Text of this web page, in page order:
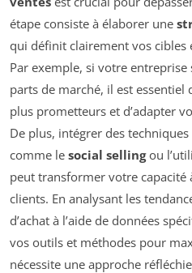
étape consiste à élaborer une
qui définit clairement vos cibles
Par exemple, si votre
parts de marché, il est essentiel
plus prometteurs et d’adapter
De plus, intégrer des techniques
comme le social sellingou
peut transformer votre capacité
clients. En analysant les
d’achat à l’aide de données
vos outils et méthodes pour
nécessite une approche